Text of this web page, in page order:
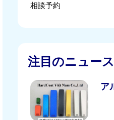
相談予約
注目のニュース
ア